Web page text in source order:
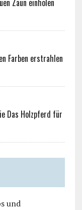
Zaun einholen
Farben erstrahlen
Das Holzpferd für
und